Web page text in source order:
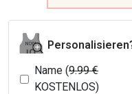
Name (9.99 €
KOSTENLOS)